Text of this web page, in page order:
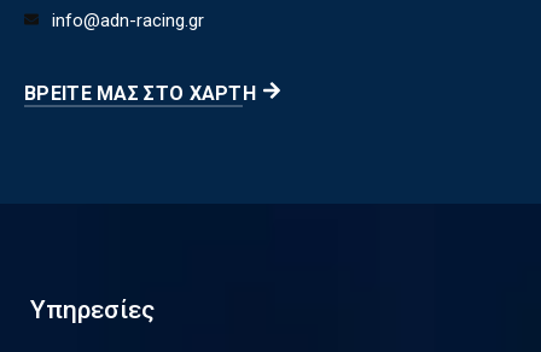
info@adn-racing.gr
ΒΡΕΊΤΕ ΜΑΣ ΣΤΟ ΧΆΡΤΗ
Υπηρεσίες